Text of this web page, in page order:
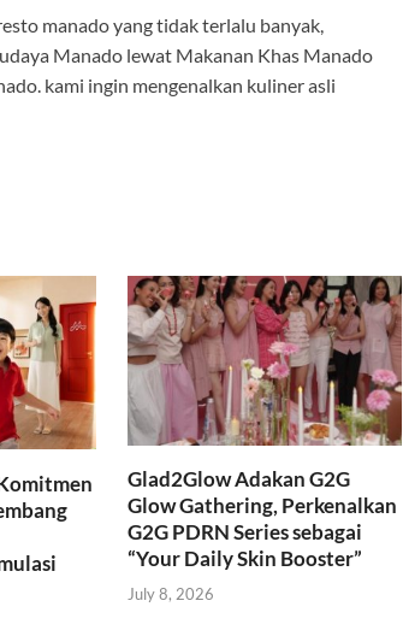
manado yang tidak terlalu banyak,
Manado lewat Makanan Khas Manado
kami ingin mengenalkan kuliner asli
Glad2Glow Adakan G2G
Glow Gathering, Perkenalkan
G2G PDRN Series sebagai
“Your Daily Skin Booster”
July 8, 2026